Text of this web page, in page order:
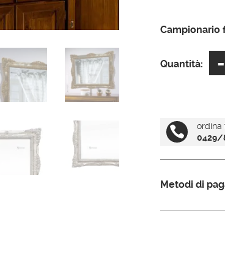
Campionario
Quantità: -
i
e

ordina
0429/
Metodi di